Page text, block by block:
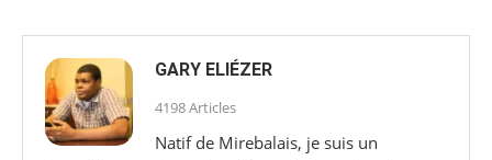
GARY ELIÉZER
4198 Articles
Natif de Mirebalais, je suis un